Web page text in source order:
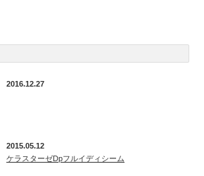
2016.12.27
2015.05.12
ケラスターゼDpフルイディシーム